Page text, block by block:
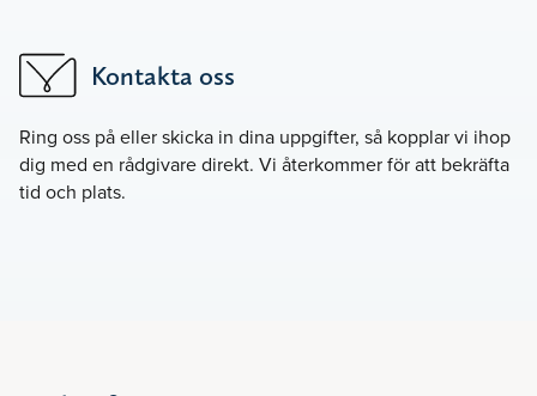
Kontakta oss
Ring oss påeller skicka in dina uppgifter, så kopplar vi ihop
dig med en rådgivare direkt. Vi återkommer för att bekräfta
tid och plats.